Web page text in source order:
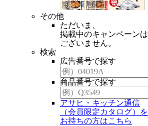
その他
ただいま、
掲載中のキャンペーンは
ございません。
検索
広告番号で探す
商品番号で探す
アサヒ・キッチン通信
（会員限定カタログ）を
お持ちの方はこちら